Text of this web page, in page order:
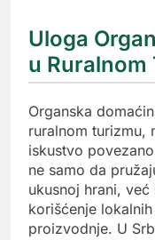
Uloga
u Ruralnom
Organska
ruralnom turizmu,
iskustvo
ne samo da
ukusnoj hrani,
korišćenje
proizvodnje. U